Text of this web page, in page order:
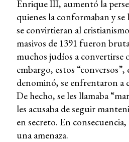
Enrique III, aumentó la
quienes la conformaban y se
se convirtieran al
masivos de 1391 fueron
muchos judíos a convertirse
embargo, estos “conversos”,
denominó, se enfrentaron a
De hecho, se les llamaba
les acusaba de seguir
en secreto. En
una amenaza.